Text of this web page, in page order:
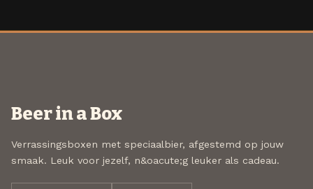
Beer in a Box
Verrassingsboxen met speciaalbier, afgestemd op jouw
smaak. Leuk voor jezelf, n&oacute;g leuker als cadeau.